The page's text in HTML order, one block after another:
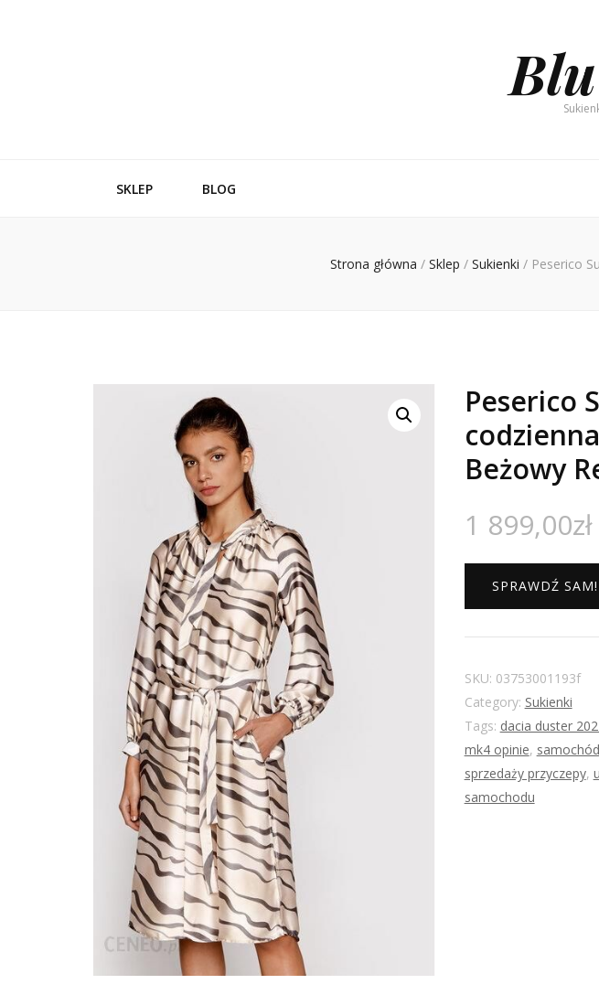
SKLEP BLOG
Strona główna / Sklep / Sukienki / Peserico
Peserico
Beżowy
1 899,00zł
SPRAWDŹ SAM!
SKU: 03753001193f
Category: Sukienki
Tags: dacia duster
mk4 opinie,
sprzedaży przyczepy,
samochodu